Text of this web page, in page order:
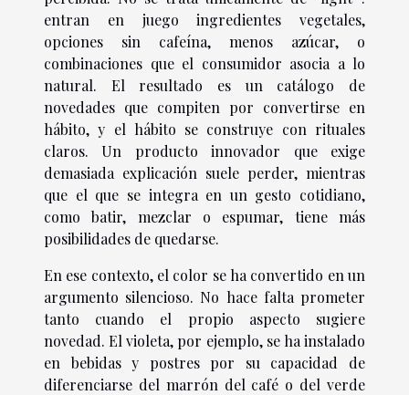
entran en juego ingredientes vegetales,
opciones sin cafeína, menos azúcar, o
combinaciones que el consumidor asocia a lo
natural. El resultado es un catálogo de
novedades que compiten por convertirse en
hábito, y el hábito se construye con rituales
claros. Un producto innovador que exige
demasiada explicación suele perder, mientras
que el que se integra en un gesto cotidiano,
como batir, mezclar o espumar, tiene más
posibilidades de quedarse.
En ese contexto, el color se ha convertido en un
argumento silencioso. No hace falta prometer
tanto cuando el propio aspecto sugiere
novedad. El violeta, por ejemplo, se ha instalado
en bebidas y postres por su capacidad de
diferenciarse del marrón del café o del verde